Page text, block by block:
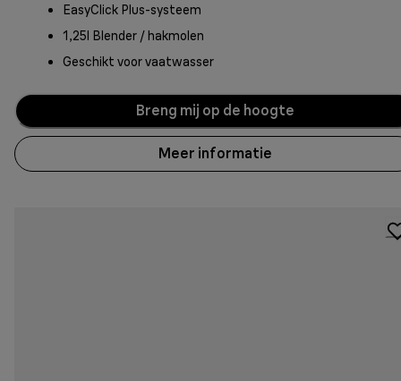
EasyClick Plus-systeem
1,25l Blender / hakmolen
Geschikt voor vaatwasser
Breng mij op de hoogte
Meer informatie